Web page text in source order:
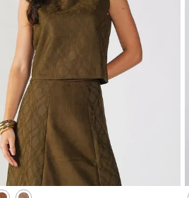
G
P
XGG
ADICIONAR À SACOLA